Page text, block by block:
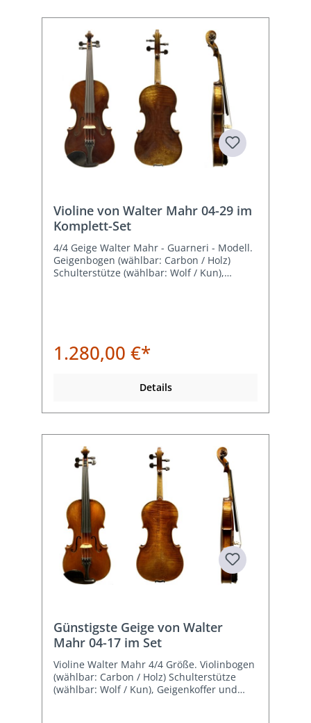
Violine von Walter Mahr 04-29 im
Komplett-Set
4/4 Geige Walter Mahr - Guarneri - Modell.
Geigenbogen (wählbar: Carbon / Holz)
Schulterstütze (wählbar: Wolf / Kun),
1.280,00 €*
Details
Günstigste Geige von Walter
Mahr 04-17 im Set
Violine Walter Mahr 4/4 Größe. Violinbogen
(wählbar: Carbon / Holz) Schulterstütze
(wählbar: Wolf / Kun), Geigenkoffer und